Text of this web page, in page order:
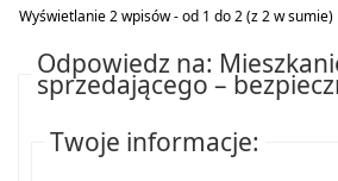
Wyświetlanie 2 wpisów - od 1 do 2 (z 2 w sumie)
Odpowiedz na:
sprzedającego –
Twoje informacje: